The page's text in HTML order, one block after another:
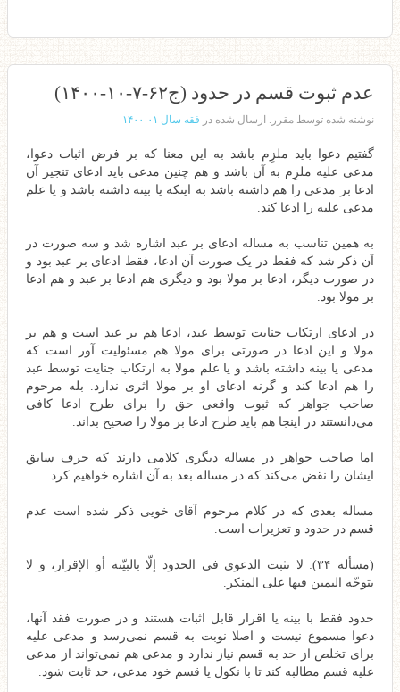
عدم ثبوت قسم در حدود (ج۶۲-۷-۱۰-۱۴۰۰)
نوشته شده توسط مقرر. ارسال شده در فقه سال ۰۱-۱۴۰۰
گفتیم دعوا باید ملزِم باشد به این معنا که بر فرض اثبات دعوا،
مدعی علیه ملزِم به آن باشد و هم چنین مدعی باید ادعای تنجیز آن
ادعا بر مدعی را هم داشته باشد به اینکه یا بینه داشته باشد و یا علم
مدعی علیه را ادعا کند.
به همین تناسب به مساله ادعای بر عبد اشاره شد و سه صورت در
آن ذکر شد که فقط در یک صورت آن ادعا، فقط ادعای بر عبد بود و
در صورت دیگر، ادعا بر مولا بود و دیگری هم ادعا بر عبد و هم ادعا
بر مولا بود.
در ادعای ارتکاب جنایت توسط عبد، ادعا هم بر عبد است و هم بر
مولا و این ادعا در صورتی برای مولا هم مسئولیت آور است که
مدعی یا بینه داشته باشد و یا علم مولا به ارتکاب جنایت توسط عبد
را هم ادعا کند و گرنه ادعای او بر مولا اثری ندارد. بله مرحوم
صاحب جواهر که ثبوت واقعی حق را برای طرح ادعا کافی
می‌دانستند در اینجا هم باید طرح ادعا بر مولا را صحیح بداند.
اما صاحب جواهر در مساله دیگری کلامی دارند که حرف سابق
ایشان را نقض می‌کند که در مساله بعد به آن اشاره خواهیم کرد.
مساله بعدی که در کلام مرحوم آقای خویی ذکر شده است عدم
قسم در حدود و تعزیرات است.
(مسألة ۳۴): لا تثبت الدعوى في الحدود إلّا بالبيّنة أو الإقرار، و لا
يتوجّه اليمين فيها على المنكر.
حدود فقط با بینه یا اقرار قابل اثبات هستند و در صورت فقد آنها،
دعوا مسموع نیست و اصلا نوبت به قسم نمی‌رسد و مدعی علیه
برای تخلص از حد به قسم نیاز ندارد و مدعی هم نمی‌تواند از مدعی
علیه قسم مطالبه کند تا با نکول یا قسم خود مدعی، حد ثابت شود.